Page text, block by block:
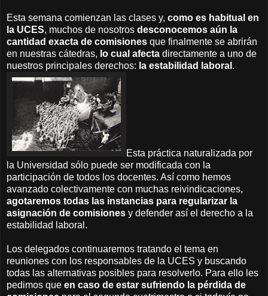
Esta semana comienzan las clases y, como es habitual en
la UCES, muchos de nosotros desconocemos aún la
cantidad exacta de comisiones que finalmente se abrirán
en nuestras cátedras, lo cual afecta directamente a uno de
nuestros principales derechos: la estabilidad laboral .
Esta práctica naturalizada por
la Universidad sólo puede ser modificada con la
participación de todos los docentes. Así como hemos
avanzado colectivamente con muchas reivindicaciones,
agotaremos todas las instancias para regularizar la
asignación de comisiones y defender así el derecho a la
estabilidad laboral.
Los delegados continuaremos tratando el tema en
reuniones con los responsables de la UCES y buscando
todas las alternativas posibles para resolverlo. Para ello les
pedimos que en caso de estar sufriendo la pérdida de